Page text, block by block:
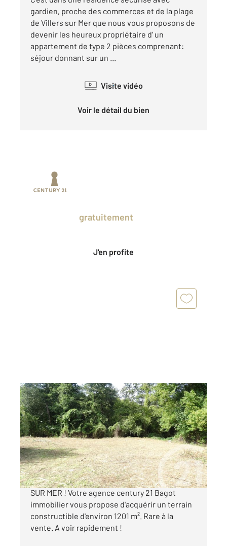
gardien, proche des commerces et de la plage
de Villers sur Mer que nous vous proposons de
devenir les heureux propriétaire d' un
appartement de type 2 pièces comprenant:
séjour donnant sur un ...
Visite vidéo
Voir le détail du bien
gratuitement
J'en profite
VILLERS SUR MER 14
1201 m2
Ref : 14040
Terrain à vendre
151 100 €
AU CALME ! SUR LES HAUTEURS DE VILLERS
SUR MER ! Votre agence century 21 Bagot
immobilier vous propose d'acquérir un terrain
constructible d'environ 1201 m². Rare à la
vente. A voir rapidement !